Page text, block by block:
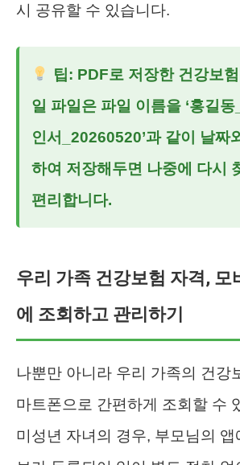
시 공유할 수 있습니다.
팁: PDF로 저장한 건강보
일 파일은 파일 이름을 ‘홍길
인서_20260520’과 같이 날짜
하여 저장해두면 나중에 다시
편리합니다.
우리 가족 건강보험 자격, 모
에 조회하고 관리하기
나뿐만 아니라 우리 가족의 건강
마트폰으로 간편하게 조회할 수
미성년 자녀의 경우, 부모님의 앱